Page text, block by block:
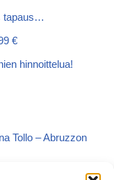
tapaus…
€
hinnoittelua!
Tollo – Abruzzon
– Abruzzon viinien